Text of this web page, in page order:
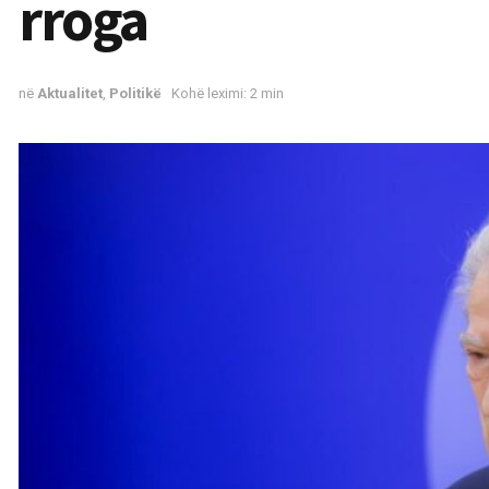
rroga
në Aktualitet Politikë Kohë leximi: 2 min